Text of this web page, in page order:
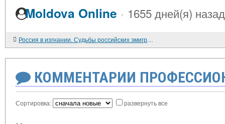
Moldova Online · 1655 дней(я) назад
Россия в изгнании. Судьбы российских эмигрантов за рубежом / Е.И. Пивовар (руководитель) и др. М., 1999. 453 С.
КОММЕНТАРИИ
Сортировка: развернуть все